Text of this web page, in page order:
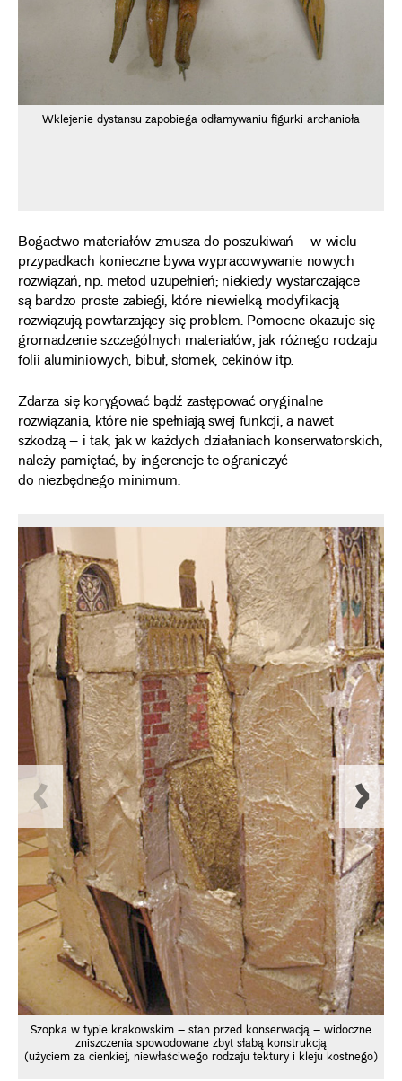
Wklejenie dystansu zapobiega odłamywaniu figurki archanioła
Bogactwo materiałów zmusza do poszukiwań – w wielu
przypadkach konieczne bywa wypracowywanie nowych
rozwiązań, np. metod uzupełnień; niekiedy wystarczające
są bardzo proste zabiegi, które niewielką modyfikacją
rozwiązują powtarzający się problem. Pomocne okazuje się
gromadzenie szczególnych materiałów, jak różnego rodzaju
folii aluminiowych, bibuł, słomek, cekinów itp.
Zdarza się korygować bądź zastępować oryginalne
rozwiązania, które nie spełniają swej funkcji, a nawet
szkodzą – i tak, jak w każdych działaniach konserwatorskich,
należy pamiętać, by ingerencje te ograniczyć
do niezbędnego minimum.
Szopka w typie krakowskim – stan przed konserwacją – widoczne
zniszczenia spowodowane zbyt słabą konstrukcją
(użyciem za cienkiej, niewłaściwego rodzaju tektury i kleju kostnego)